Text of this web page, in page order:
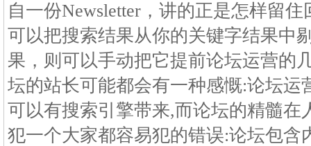
自一份Newsletter，讲的正是怎样留
可以把搜索结果从你的关键字结果中
果，则可以手动把它提前论坛运营的
坛的站长可能都会有一种感慨:论坛运
可以有搜索引擎带来,而论坛的精髓在
犯一个大家都容易犯的错误:论坛包含